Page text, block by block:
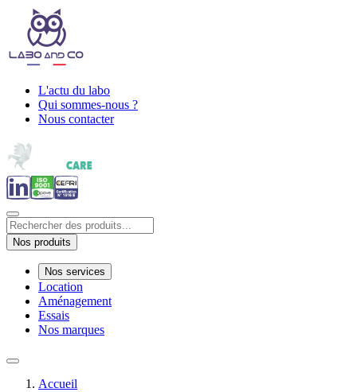
L'actu du labo
Qui sommes-nous ?
Nous contacter
Nos produits
Nos services
Location
Aménagement
Essais
Nos marques
Accueil